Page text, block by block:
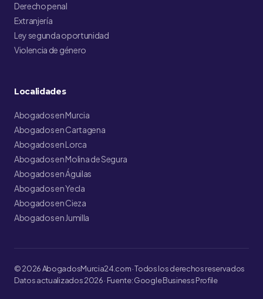
Derecho penal
Extranjería
Ley segunda oportunidad
Violencia de género
Localidades
Abogados en Murcia
Abogados en Cartagena
Abogados en Lorca
Abogados en Molina de Segura
Abogados en Águilas
Abogados en Yecla
Abogados en Cieza
Abogados en Jumilla
© 2026 AbogadosMurcia24.com · Todos los derechos reservados
Datos actualizados 2026 · Fuente: Google Business Profile